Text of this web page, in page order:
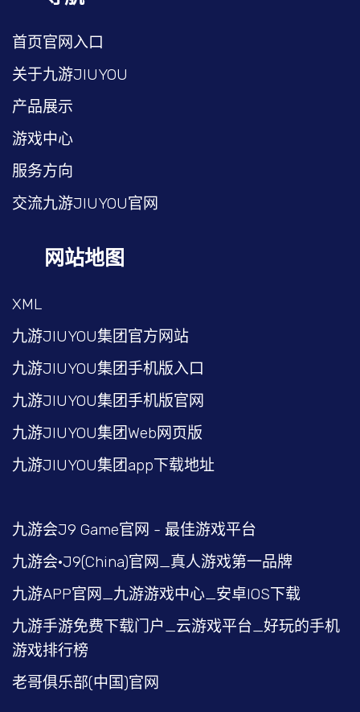
首页官网入口
关于九游JIUYOU
产品展示
游戏中心
服务方向
交流九游JIUYOU官网
网站地图
XML
九游JIUYOU集团官方网站
九游JIUYOU集团手机版入口
九游JIUYOU集团手机版官网
九游JIUYOU集团Web网页版
九游JIUYOU集团app下载地址
九游会J9 Game官网 - 最佳游戏平台
九游会·J9(China)官网_真人游戏第一品牌
九游APP官网_九游游戏中心_安卓IOS下载
九游手游免费下载门户_云游戏平台_好玩的手机
游戏排行榜
老哥俱乐部(中国)官网